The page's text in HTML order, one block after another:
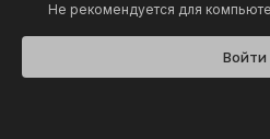
Не рекомендуется для
Войти